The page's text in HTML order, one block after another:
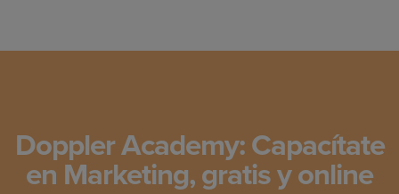
Doppler Academy: Capacítate
en Marketing, gratis y online